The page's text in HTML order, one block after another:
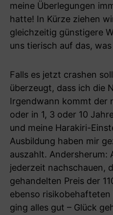
meine Überlegungen
hatte! In Kürze ziehen
gleichzeitig günstigere
uns tierisch auf das,
Falls es jetzt crashen
überzeugt, dass ich die
Irgendwann kommt der
oder in 1, 3 oder 10
und meine Harakiri-
Ausbildung haben mir
auszahlt. Andersherum:
jederzeit nachschauen,
gehandelten Preis der
ebenso
ging alles gut – Glück